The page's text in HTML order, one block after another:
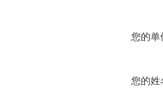
您的单
您的姓